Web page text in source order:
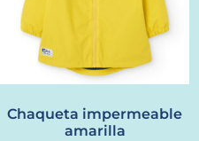
Chaqueta impermeable
amarilla